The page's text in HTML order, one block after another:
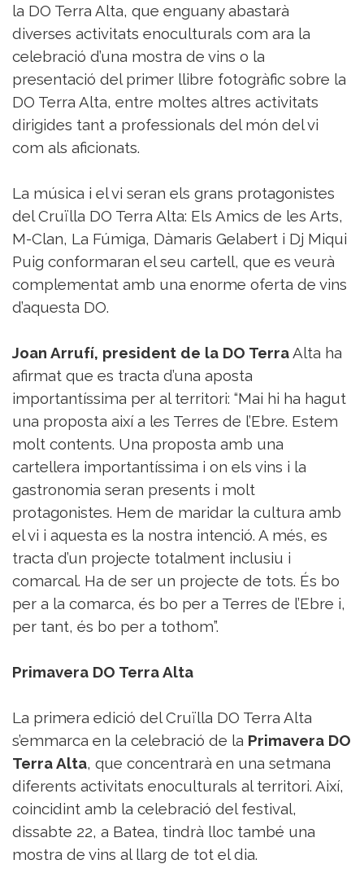
la DO Terra Alta, que enguany abastarà
diverses activitats enoculturals com ara la
celebració d’una mostra de vins o la
presentació del primer llibre fotogràfic sobre la
DO Terra Alta, entre moltes altres activitats
dirigides tant a professionals del món del vi
com als aficionats.
La música i el vi seran els grans protagonistes
del Cruïlla DO Terra Alta: Els Amics de les Arts,
M-Clan, La Fúmiga, Dàmaris Gelabert i Dj Miqui
Puig conformaran el seu cartell, que es veurà
complementat amb una enorme oferta de vins
d’aquesta DO.
Joan Arrufí, president de la DO TerraAlta ha
afirmat que es tracta d’una aposta
importantíssima per al territori: “Mai hi ha hagut
una proposta així a les Terres de l’Ebre. Estem
molt contents. Una proposta amb una
cartellera importantíssima i on els vins i la
gastronomia seran presents i molt
protagonistes. Hem de maridar la cultura amb
el vi i aquesta es la nostra intenció. A més, es
tracta d’un projecte totalment inclusiu i
comarcal. Ha de ser un projecte de tots. És bo
per a la comarca, és bo per a Terres de l’Ebre i,
per tant, és bo per a tothom”.
Primavera DO Terra Alta
La primera edició del Cruïlla DO Terra Alta
s’emmarca en la celebració de la Primavera DO
Terra Alta, que concentrarà en una setmana
diferents activitats enoculturals al territori. Així,
coincidint amb la celebració del festival,
dissabte 22, a Batea, tindrà lloc també una
mostra de vins al llarg de tot el dia.